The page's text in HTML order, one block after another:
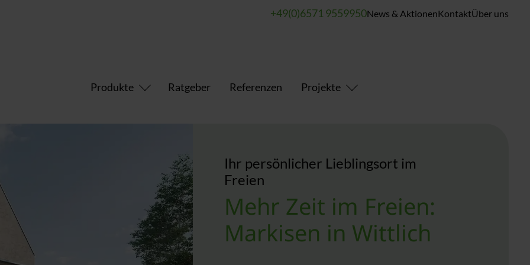
+49(0)6571 9559950News & AktionenKontaktÜber uns
Produkte
Ratgeber Referenzen Projekte
Ihr persönlicher Lieblingsort im
Freien
Mehr Zeit im Freien:
Markisen in Wittlich